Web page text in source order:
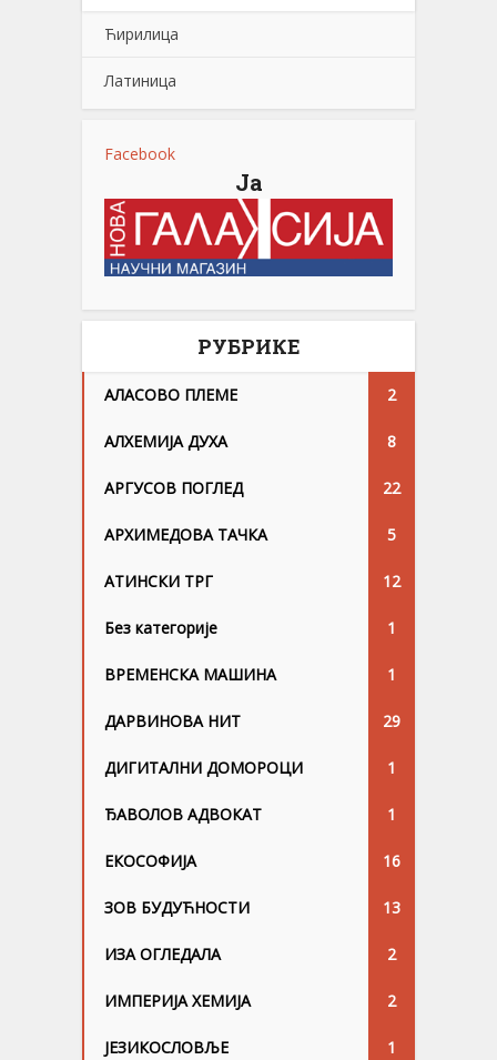
Ћирилица
Латиница
Facebook
Ја
РУБРИКЕ
АЛАСОВО ПЛЕМЕ 2
АЛХЕМИЈА ДУХА 8
АРГУСОВ ПОГЛЕД 22
АРХИМЕДОВА ТАЧКА 5
АТИНСКИ ТРГ 12
Без категорије 1
ВРЕМЕНСКА МАШИНА 1
ДАРВИНОВА НИТ 29
ДИГИТАЛНИ ДОМОРОЦИ 1
ЂАВОЛОВ АДВОКАТ 1
ЕКОСОФИЈА 16
ЗОВ БУДУЋНОСТИ 13
ИЗА ОГЛЕДАЛА 2
ИМПЕРИЈА ХЕМИЈА 2
ЈЕЗИКОСЛОВЉЕ 1